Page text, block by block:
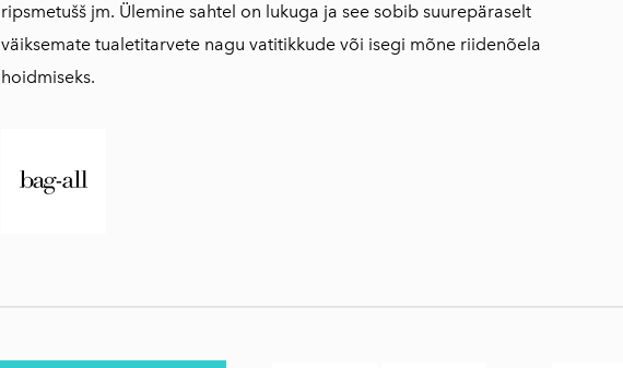
ripsmetušš jm. Ülemine sahtel on lukuga ja see sobib suurepäraselt
väiksemate tualetitarvete nagu vatitikkude või isegi mõne riidenõela
hoidmiseks.